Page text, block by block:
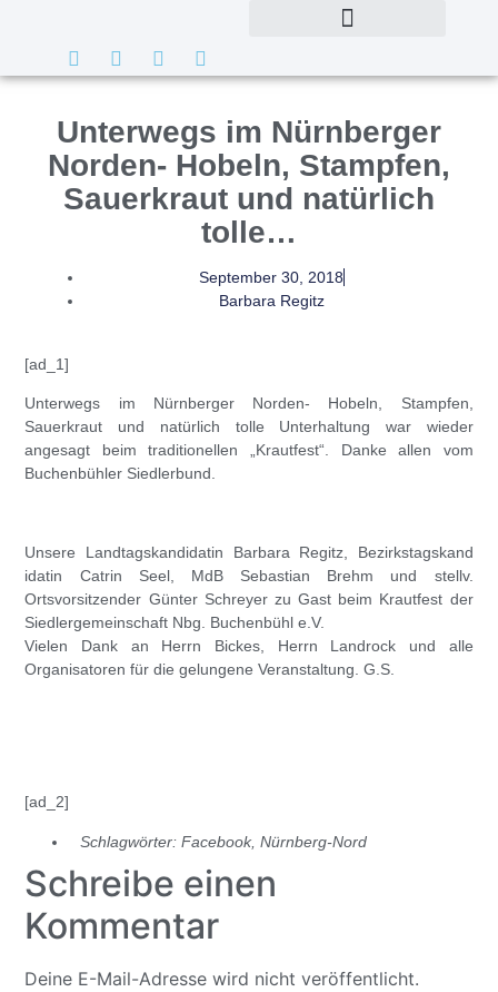
Unterwegs im Nürnberger
Norden- Hobeln, Stampfen,
Sauerkraut und natürlich
tolle…
September 30, 2018
Barbara Regitz
[ad_1]
Unterwegs im Nürnberger Norden- Hobeln, Stampfen,
Sauerkraut und natürlich tolle Unterhaltung war wieder
angesagt beim traditionellen „Krautfest“. Danke allen vom
Buchenbühler Siedlerbund.
Unsere Landtagskandidatin Barbara Regitz, Bezirkstagskand
idatin Catrin Seel, MdB Sebastian Brehm und stellv.
Ortsvorsitzender Günter Schreyer zu Gast beim Krautfest der
Siedlergemeinschaft Nbg. Buchenbühl e.V.
Vielen Dank an Herrn Bickes, Herrn Landrock und alle
Organisatoren für die gelungene Veranstaltung. G.S.
[ad_2]
Schlagwörter:Facebook,Nürnberg-Nord
Schreibe einen
Kommentar
Deine E-Mail-Adresse wird nicht veröffentlicht.